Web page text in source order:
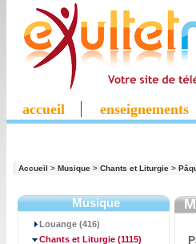
accueil enseignements
Accueil > Musique > Chants et Liturgie >
Musique
Louange (416)
Chants et Liturgie (1115)